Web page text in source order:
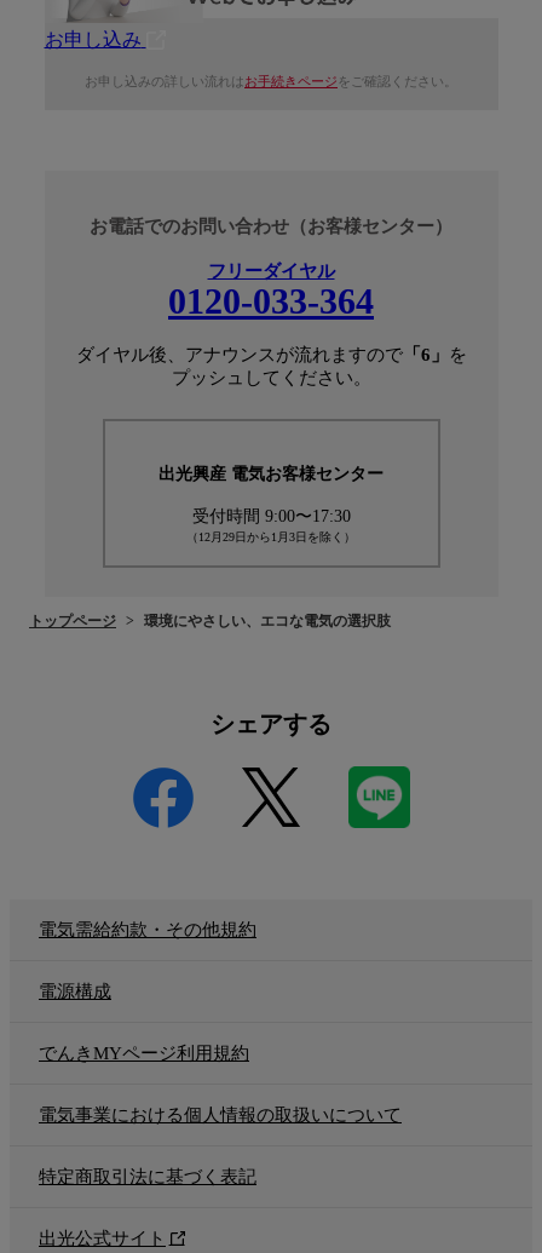
お申し込み
お申し込みの詳しい流れはお手続きページ をご確認ください。
お電話でのお問い合わせ（お客様センター）
フリーダイヤル
0120-033-364
ダイヤル後、アナウンスが流れますので「6」
を
プッシュしてください。
出光興産 電気お客様センター
受付時間 9:00〜17:30
（12月29日から1月3日を除く）
トップページ 環境にやさしい、エコな電気の選択肢
シェアする
電気需給約款・その他規約
電源構成
でんきMYページ利用規約
電気事業における個人情報の取扱いについて
特定商取引法に基づく表記
出光公式サイト